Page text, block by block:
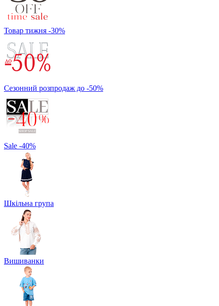
Товар тижня -30%
Сезонний розпродаж до -50%
Sale -40%
Шкільна група
Вишиванки